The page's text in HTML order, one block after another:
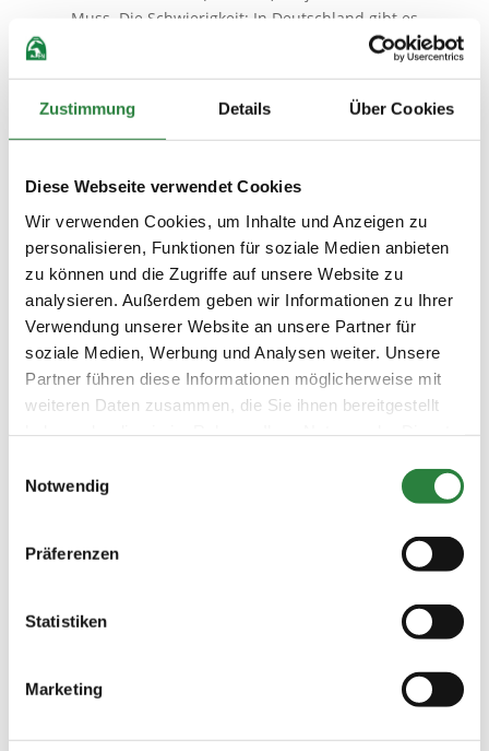
Zustimmung Details Über Cookies
Diese Webseite verwendet Cookies
Wir verwenden Cookies, um Inhalte und Anzeigen zu
personalisieren, Funktionen für soziale Medien anbieten
zu können und die Zugriffe auf unsere Website zu
analysieren. Außerdem geben wir Informationen zu Ihrer
Verwendung unserer Website an unsere Partner für
soziale Medien, Werbung und Analysen weiter. Unsere
Partner führen diese Informationen möglicherweise mit
weiteren Daten zusammen, die Sie ihnen bereitgestellt
Notwendig
Präferenzen
Statistiken
Marketing
Muss. Die Schwierigkeit: In Deutschland gibt es
von staatlicher Seite nur indirekt über das
aktuell noch deutlich zu wenige Pferde gegen
Herpes geimpft. Mit der Impfpflicht gegen EHV-
Schritt in Richtung flächendeckender
Impfungen getan. Doch ich möchte an dieser
Stelle nicht allem vorgreifen: Mehr zu den
Hintergründen, der praktischen Umsetzung
und zu dem, was die Herpesimpfung leisten
kann und wie sie am besten wirkt, lesen Sie
hier
in einem Interview mit mir. In diesem
Sinne hoffe ich, dass Sie sich von uns rundum
gut informiert fühlen.
Mit herzlichen Grüßen
Leiterin der FN-Abteilung Veterinärmedizin und